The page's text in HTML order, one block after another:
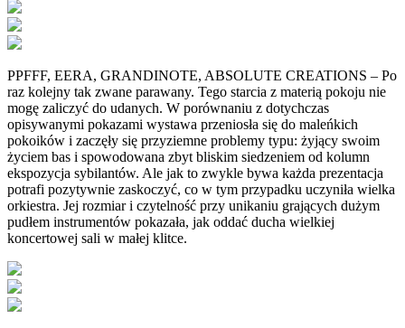
PPFFF, EERA, GRANDINOTE, ABSOLUTE CREATIONS – Po
raz kolejny tak zwane parawany. Tego starcia z materią pokoju nie
mogę zaliczyć do udanych. W porównaniu z dotychczas
opisywanymi pokazami wystawa przeniosła się do maleńkich
pokoików i zaczęły się przyziemne problemy typu: żyjący swoim
życiem bas i spowodowana zbyt bliskim siedzeniem od kolumn
ekspozycja sybilantów. Ale jak to zwykle bywa każda prezentacja
potrafi pozytywnie zaskoczyć, co w tym przypadku uczyniła wielka
orkiestra. Jej rozmiar i czytelność przy unikaniu grających dużym
pudłem instrumentów pokazała, jak oddać ducha wielkiej
koncertowej sali w małej klitce.